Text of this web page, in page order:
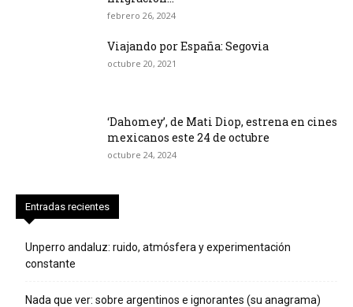
febrero 26, 2024
Viajando por España: Segovia
octubre 20, 2021
‘Dahomey’, de Mati Diop, estrena en cines
mexicanos este 24 de octubre
octubre 24, 2024
Entradas recientes
Unperro andaluz: ruido, atmósfera y experimentación
constante
Nada que ver: sobre argentinos e ignorantes (su anagrama)